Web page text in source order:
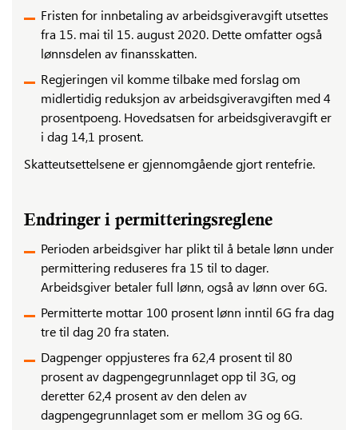
Fristen for innbetaling av arbeidsgiveravgift utsettes
fra 15. mai til 15. august 2020. Dette omfatter også
lønnsdelen av finansskatten.
Regjeringen vil komme tilbake med forslag om
midlertidig reduksjon av arbeidsgiveravgiften med 4
prosentpoeng. Hovedsatsen for arbeidsgiveravgift er
i dag 14,1 prosent.
Skatteutsettelsene er gjennomgående gjort rentefrie.
Endringer i permitteringsreglene
Perioden arbeidsgiver har plikt til å betale lønn under
permittering reduseres fra 15 til to dager.
Arbeidsgiver betaler full lønn, også av lønn over 6G.
Permitterte mottar 100 prosent lønn inntil 6G fra dag
tre til dag 20 fra staten.
Dagpenger oppjusteres fra 62,4 prosent til 80
prosent av dagpengegrunnlaget opp til 3G, og
deretter 62,4 prosent av den delen av
dagpengegrunnlaget som er mellom 3G og 6G.